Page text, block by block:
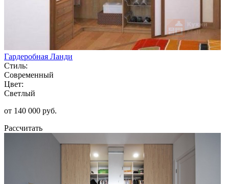
Гардеробная Ланди
Стиль:
Современный
Цвет:
Светлый
от 140 000 руб.
Рассчитать